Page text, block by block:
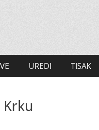
UREDI TISAK